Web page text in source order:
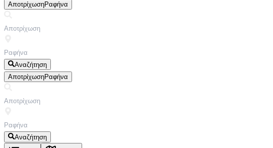
ΑποτρίχωσηΡαφήνα
Αναζήτηση
ΑποτρίχωσηΡαφήνα
Αναζήτηση